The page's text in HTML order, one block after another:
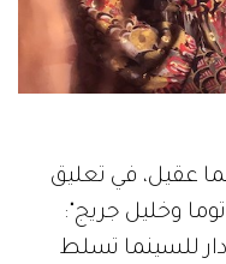
عقيل، في تعليق
وخليل جريج":
للسينما تسلط